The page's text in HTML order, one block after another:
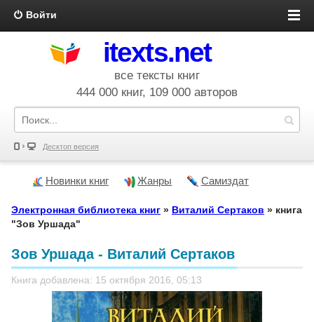
Войти
itexts.net
все тексты книг
444 000 книг, 109 000 авторов
Десктоп версия
Новинки книг Жанры Самиздат
Электронная библиотека книг » Виталий Сертаков » книга
"Зов Уршада"
Зов Уршада - Виталий Сертаков
Книга добавлена: 15 октября 2016, 05:13